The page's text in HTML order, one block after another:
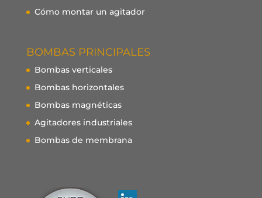
Cómo montar un agitador
BOMBAS PRINCIPALES
Bombas verticales
Bombas horizontales
Bombas magnéticas
Agitadores industriales
Bombas de membrana